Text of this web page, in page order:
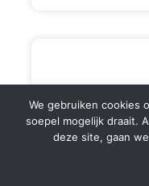
We gebruiken cookies
soepel mogelijk draait.
deze site, gaan